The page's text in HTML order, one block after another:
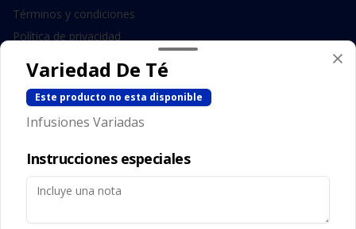
Términos y condiciones
Política de privacidad
Redes sociales
Instagram
Facebook
Mi cuenta
Variedad De Té
Este producto no esta disponible
Infusiones Variadas
Instrucciones especiales